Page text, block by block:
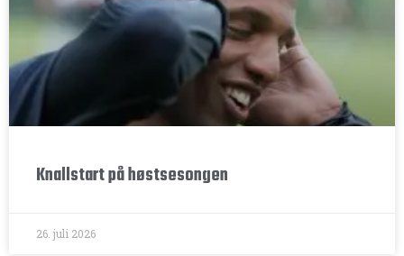
Knallstart på høstsesongen
26. juli 2026